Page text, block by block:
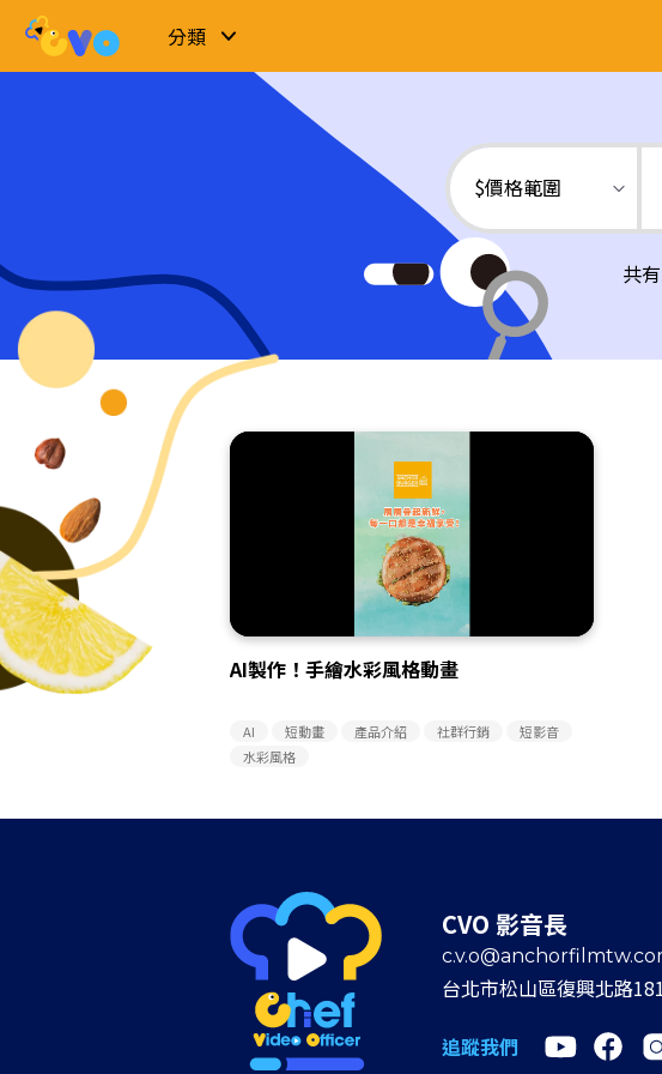
分類
$價格範圍
共有
AI製作！手繪水彩風格動畫
AI 短動畫 產品介紹 社群行銷
短影音
水彩風格
CVO 影音長
台北市松山區復興北路
追蹤我們